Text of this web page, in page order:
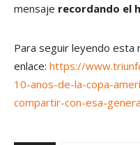
mensaje recordando el
Para seguir leyendo esta
enlace: https://
10-anos-de-la-copa-
compartir-con-esa-